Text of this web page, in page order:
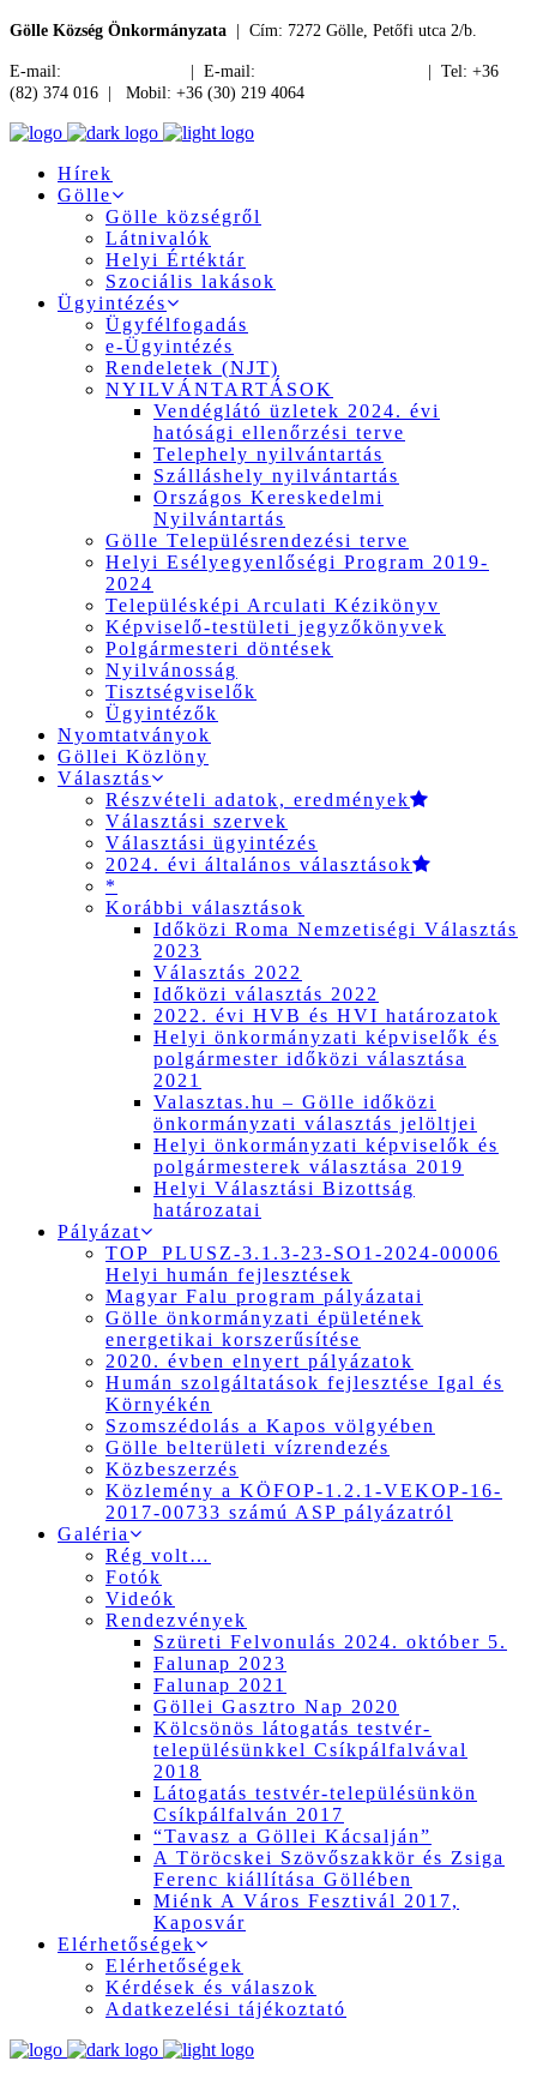
Gölle Község Önkormányzata | Cím: 7272 Gölle, Petőfi utca 2/b.
E-mail: | E-mail:
| Tel: +36
(82) 374 016 | Mobil: +36 (30) 219 4064
Hírek
Gölle
Gölle községről
Látnivalók
Helyi Értéktár
Szociális lakások
Ügyintézés
Ügyfélfogadás
e-Ügyintézés
Rendeletek (NJT)
NYILVÁNTARTÁSOK
Vendéglátó üzletek 2024. évi
hatósági ellenőrzési terve
Telephely nyilvántartás
Szálláshely nyilvántartás
Országos Kereskedelmi
Nyilvántartás
Gölle Településrendezési terve
Helyi Esélyegyenlőségi Program 2019-
2024
Településképi Arculati Kézikönyv
Képviselő-testületi jegyzőkönyvek
Polgármesteri döntések
Nyilvánosság
Tisztségviselők
Ügyintézők
Nyomtatványok
Göllei Közlöny
Választás
Részvételi adatok, eredmények
Választási szervek
Választási ügyintézés
2024. évi általános választások
*
Korábbi választások
Időközi Roma Nemzetiségi Választás
2023
Választás 2022
Időközi választás 2022
2022. évi HVB és HVI határozatok
Helyi önkormányzati képviselők és
polgármester időközi választása
2021
Valasztas.hu – Gölle időközi
önkormányzati választás jelöltjei
Helyi önkormányzati képviselők és
polgármesterek választása 2019
Helyi Választási Bizottság
határozatai
Pályázat
TOP_PLUSZ-3.1.3-23-SO1-2024-00006
Helyi humán fejlesztések
Magyar Falu program pályázatai
Gölle önkormányzati épületének
energetikai korszerűsítése
2020. évben elnyert pályázatok
Humán szolgáltatások fejlesztése Igal és
Környékén
Szomszédolás a Kapos völgyében
Gölle belterületi vízrendezés
Közbeszerzés
Közlemény a KÖFOP-1.2.1-VEKOP-16-
2017-00733 számú ASP pályázatról
Galéria
Rég volt…
Fotók
Videók
Rendezvények
Szüreti Felvonulás 2024. október 5.
Falunap 2023
Falunap 2021
Göllei Gasztro Nap 2020
Kölcsönös látogatás testvér-
településünkkel Csíkpálfalvával
2018
Látogatás testvér-településünkön
Csíkpálfalván 2017
“Tavasz a Göllei Kácsalján”
A Töröcskei Szövőszakkör és Zsiga
Ferenc kiállítása Göllében
Miénk A Város Fesztivál 2017,
Kaposvár
Elérhetőségek
Elérhetőségek
Kérdések és válaszok
Adatkezelési tájékoztató